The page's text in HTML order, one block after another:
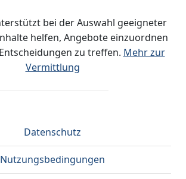
bei der Auswahl geeigneter
helfen, Angebote einzuordnen
zu treffen. Mehr zur
Vermittlung
Datenschutz
Nutzungsbedingungen